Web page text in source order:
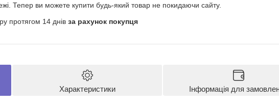
Тепер ви можете купити будь-який товар не покидаючи сайту.
протягом 14 днів за рахунок покупця
Характеристики Інформація для